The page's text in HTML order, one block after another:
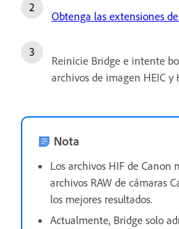
Obtenga las extensiones
Reinicie Bridge e intente
archivos de imagen HEIC y
Nota
Los archivos HIF de Canon
archivos RAW de cámaras
los mejores resultados.
Actualmente, Bridge solo